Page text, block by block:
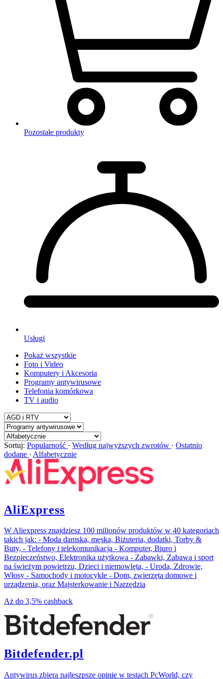
Pozostałe produkty
Usługi
Pokaż wszystkie
Foto i Video
Komputery i Akcesoria
Programy antywirusowe
Telefonia komórkowa
TV i audio
Sortuj: Popularność · Według najwyższych zwrotów · Ostatnio
dodane · Alfabetycznie
AliExpress
W Aliexpress znajdziesz 100 milionów produktów w 40 kategoriach
takich jak: - Moda damska, męska, Biżuteria, dodatki, Torby &
Buty, - Telefony i telekomunikacja - Komputer, Biuro i
Bezpieczeństwo, Elektronika użytkowa - Zabawki, Zabawa i sport
na świeżym powietrzu, Dzieci i niemowlęta, - Uroda, Zdrowie,
Włosy - Samochody i motocykle - Dom, zwierzęta domowe i
urządzenia, oraz Majsterkowanie i Narzędzia
Aż do 3,5% cashback
Bitdefender.pl
Antywirus zbiera najleszpsze opinie w testach PcWorld, czy